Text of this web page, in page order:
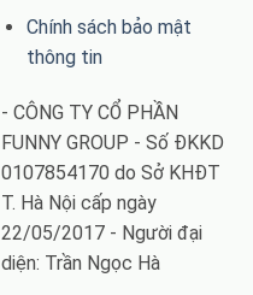
Chính sách bảo mật
thông tin
- CÔNG TY CỔ PHẦN
FUNNY GROUP - Số ĐKKD
0107854170 do Sở KHĐT
T. Hà Nội cấp ngày
22/05/2017 - Người đại
diện: Trần Ngọc Hà